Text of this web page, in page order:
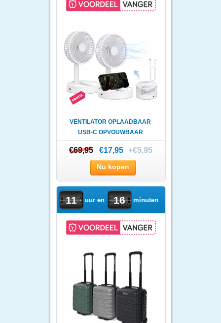
VENTILATOR OPLAADBAAR
USB-C OPVOUWBAAR
€69,95
€69,95 €17,95 +€5,95
Nu kopen
11 uur en 16 minuten